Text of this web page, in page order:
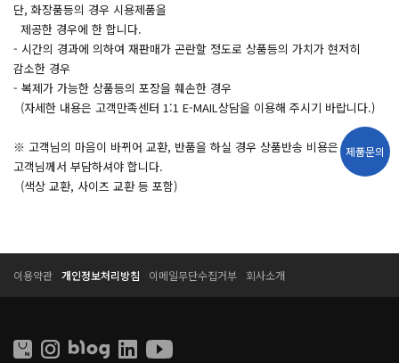
단, 화장품등의 경우 시용제품을
제공한 경우에 한 합니다.
- 시간의 경과에 의하여 재판매가 곤란할 정도로 상품등의 가치가 현저히
감소한 경우
- 복제가 가능한 상품등의 포장을 훼손한 경우
(자세한 내용은 고객만족센터 1:1 E-MAIL상담을 이용해 주시기 바랍니다.)
※ 고객님의 마음이 바뀌어 교환, 반품을 하실 경우 상품반송 비용은
고객님께서 부담하셔야 합니다.
(색상 교환, 사이즈 교환 등 포함)
이용약관 개인정보처리방침 이메일무단수집거부 회사소개
제품문의